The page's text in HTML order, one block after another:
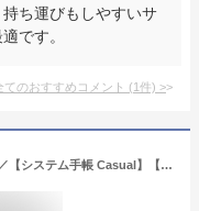
持ち運びもしやすいサ
です。
てのおすすめコメント (1件) >
＼本日Point5倍 LINE登録で100円OFF／【システム手帳 Casual】【メール便対象1冊まで】カジュアルリフィルファイル A5サイズ 合皮 フェイクレザー リング径15mm 6穴 リフィル保存ファイル ホック式ベルト 可動式ペンホルダー おしゃれ 男性 女性 4色